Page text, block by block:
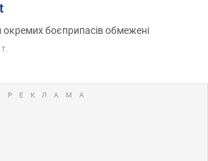
боєприпасів обмежені